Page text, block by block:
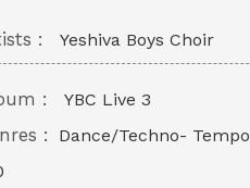
: Yeshiva Boys Choir
: YBC Live 3
:
Dance/Techno- Tempo